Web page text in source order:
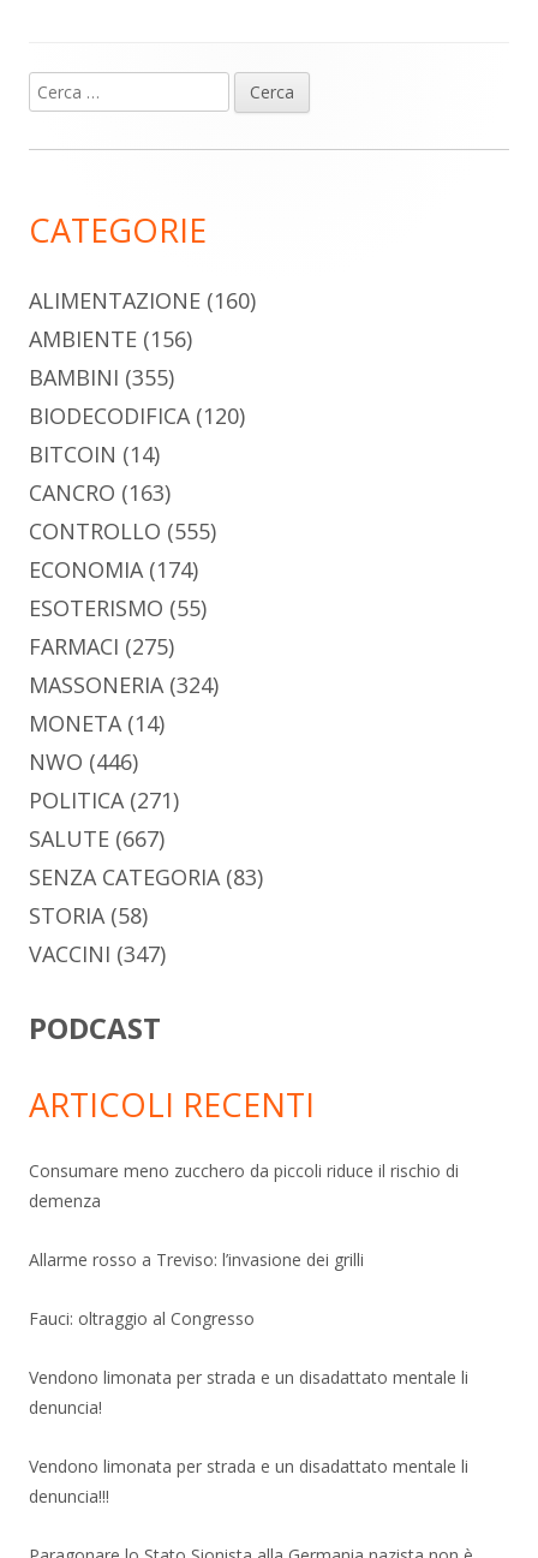
Barra
laterale
Ricerca
per:
CATEGORIE
ALIMENTAZIONE (160)
AMBIENTE (156)
BAMBINI (355)
BIODECODIFICA(120)
BITCOIN (14)
CANCRO (163)
CONTROLLO (555)
ECONOMIA(174)
ESOTERISMO (55)
FARMACI (275)
MASSONERIA(324)
MONETA(14)
NWO (446)
POLITICA(271)
SALUTE (667)
SENZA CATEGORIA(83)
STORIA(58)
VACCINI (347)
PODCAST
ARTICOLI RECENTI
Consumare meno zucchero da piccoli riduce il rischio di
demenza
Allarme rosso a Treviso: l’invasione dei grilli
Fauci: oltraggio al Congresso
Vendono limonata per strada e un disadattato mentale li
denuncia!
Vendono limonata per strada e un disadattato mentale li
denuncia!!!